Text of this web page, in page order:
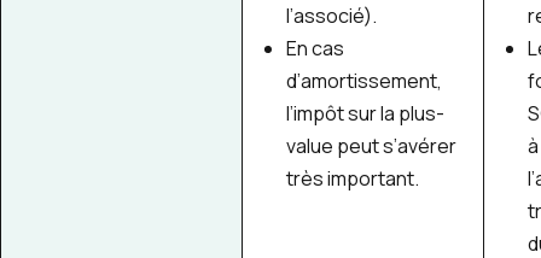
l’associé).
En cas
d’amortissement,
l’impôt sur la plus-
value peut s’avérer
très important.